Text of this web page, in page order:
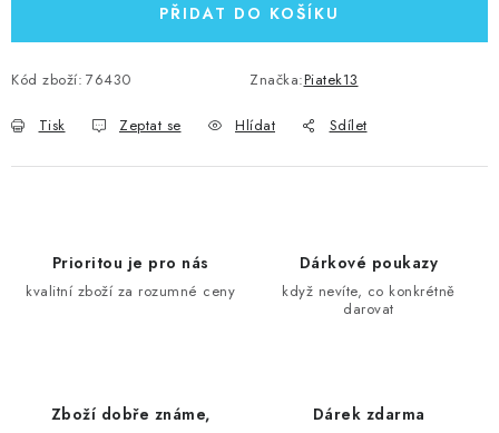
PŘIDAT DO KOŠÍKU
Kód zboží: 76430 Značka:Piatek13
Tisk Zeptat se Hlídat Sdílet
Prioritou je pro nás
kvalitní zboží za rozumné ceny
Dárkové poukazy
když nevíte, co konkrétně
darovat
Zboží dobře známe, Dárek zdarma